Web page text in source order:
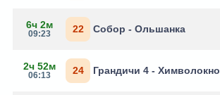
6ч 2м
09:23 22 Собор - Ольшанка
2ч 52м
06:13 24 Грандичи 4 - Химволокно